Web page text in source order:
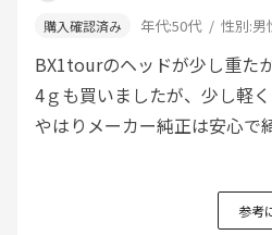
年代:50代 性別:男
BX1tourのヘッドが少し重た
4ｇも買いましたが、少し軽く
やはりメーカー純正は安心で
参考